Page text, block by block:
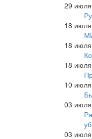
29 июля
18
18
18
10
03 июля
03 июля